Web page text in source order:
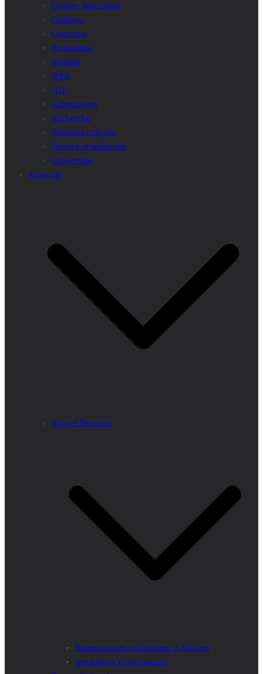
Centres Spécialisés
Collèges
Concours
Formations
Instituts
IPES
IUT
Laboratoires
Recherche
Résultats officiels
Science et technique
Universités
Annuaire
Espace Business
Entrepreneurs et Hommes d’Affaires
Institutions Economiques